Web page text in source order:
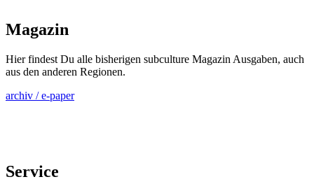
Magazin
Hier findest Du alle bisherigen subculture Magazin Ausgaben, auch
aus den anderen Regionen.
archiv / e-paper
Service